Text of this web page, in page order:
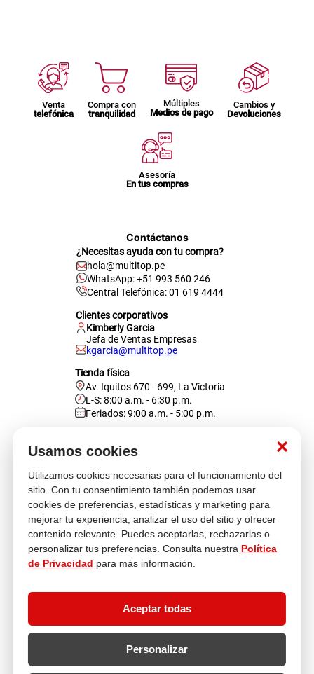
×
Usamos cookies
Utilizamos cookies necesarias para el funcionamiento del
sitio. Con tu consentimiento también podemos usar
cookies de preferencias, estadísticas y marketing para
mejorar tu experiencia, analizar el uso del sitio y ofrecer
contenido relevante. Puedes aceptarlas, rechazarlas o
personalizar tus preferencias. Consulta nuestra Política
de Privacidad para más información.
Aceptar todas
Personalizar
Venta
telefónica
Compra con
tranquilidad
Múltiples
Medios de pago
Cambios y
Devoluciones
Asesoría
En tus compras
Contáctanos
¿Necesitas ayuda con tu compra?
hola@multitop.pe
WhatsApp: +51 993 560 246
Central Telefónica: 01 619 4444
Clientes corporativos
Kimberly Garcia
Jefa de Ventas Empresas
kgarcia@multitop.pe
Tienda física
Av. Iquitos 670 - 699, La Victoria
L-S: 8:00 a.m. - 6:30 p.m.
Feriados: 9:00 a.m. - 5:00 p.m.
Atención al cliente
Descubre más